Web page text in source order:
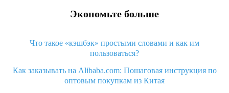
Экономьте больше
Что такое «кэшбэк» простыми словами и как им
пользоваться?
Как заказывать на Alibaba.com: Пошаговая инструкция по
оптовым покупкам из Китая